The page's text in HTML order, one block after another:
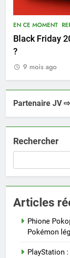
EN CE MOMENT
Black Friday
?
9 mois ago
Partenaire JV ⇨
Rechercher
Articles
Phione
Pokémon
PlayStation